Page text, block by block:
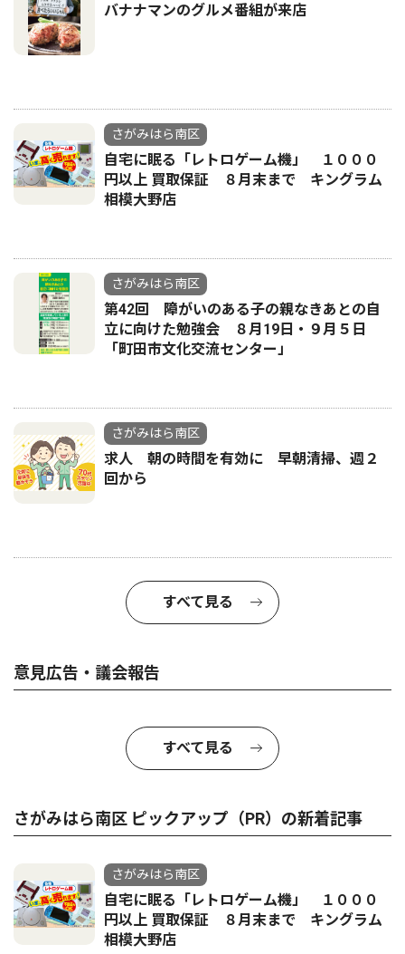
バナナマンのグルメ番組が来店
さがみはら南区
自宅に眠る「レトロゲーム機」 １０００
円以上 買取保証 ８月末まで キングラム
相模大野店
さがみはら南区
第42回 障がいのある子の親なきあとの自
立に向けた勉強会 ８月19日・９月５日
「町田市文化交流センター」
さがみはら南区
求人 朝の時間を有効に 早朝清掃、週２
回から
すべて見る
意見広告・議会報告
すべて見る
さがみはら南区 ピックアップ（PR）の新着記事
さがみはら南区
自宅に眠る「レトロゲーム機」 １０００
円以上 買取保証 ８月末まで キングラム
相模大野店